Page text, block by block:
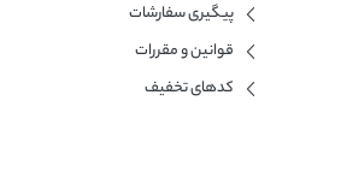
پیگیری سفارشات
قوانین و مقررات
کدهای تخفیف